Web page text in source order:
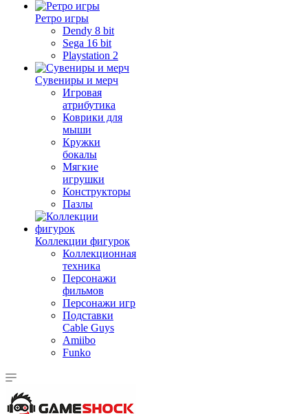
Ретро игры
Dendy 8 bit
Sega 16 bit
Playstation 2
Сувениры и мерч
Игровая
атрибутика
Коврики для
мыши
Кружки
бокалы
Мягкие
игрушки
Конструкторы
Пазлы
Коллекции фигурок
Коллекционная
техника
Персонажи
фильмов
Персонажи игр
Подставки
Cable Guys
Amiibo
Funko